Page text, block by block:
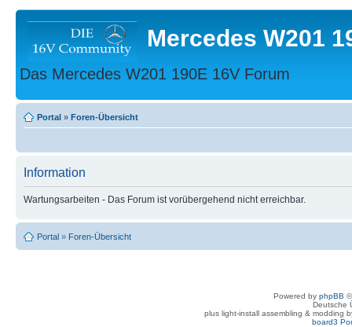
Mercedes W201
Das Mercedes W201 190E 16V Forum
Portal » Foren-Übersicht
Information
Wartungsarbeiten - Das Forum ist vorübergehend nicht erreichbar.
Portal » Foren-Übersicht
Powered by phpBB
Deutsche
plus light-install assembling & modding
board3